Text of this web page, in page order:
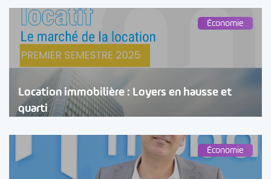
Économie
Location immobilière : Loyers en hausse et
quarti
Économie